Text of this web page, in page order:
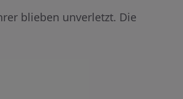
blieben unverletzt. Die